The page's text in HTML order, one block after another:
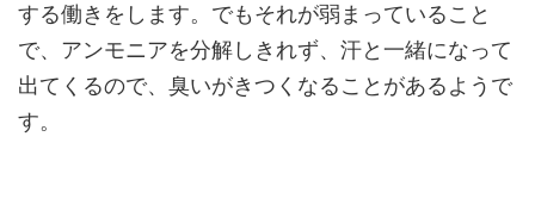
する働きをします。でもそれが弱まっていること
で、アンモニアを分解しきれず、汗と一緒になって
出てくるので、臭いがきつくなることがあるようで
す。